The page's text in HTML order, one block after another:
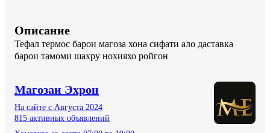
Описание
Тефал термос барои магоза хона сифати ало даставка
барои тамоми шахру нохияхо ройгон
Магозаи Эхрон
На сайте с Августа 2024
815 активных объявлений